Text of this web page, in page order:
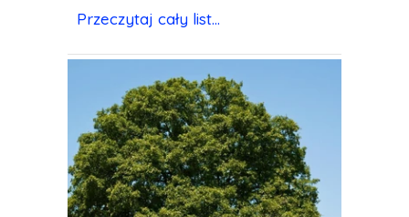
Przeczytaj cały list...